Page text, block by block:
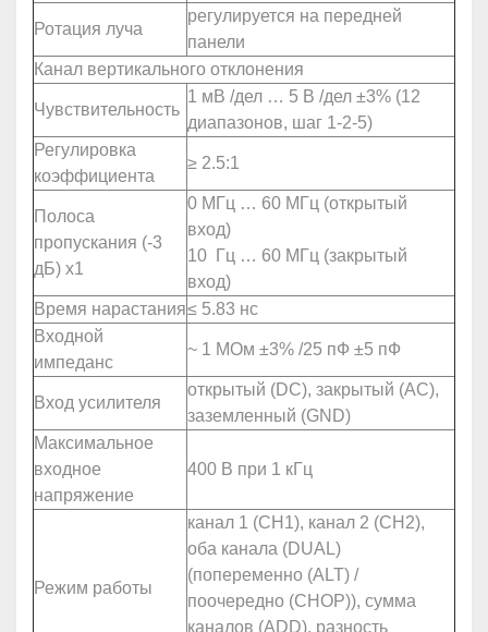
Ротация луча
регулируется на передней
панели
Канал вертикального отклонения
Чувствительность
1 мВ /дел … 5 В /дел ±3% (12
диапазонов, шаг 1-2-5)
Регулировка
коэффициента
≥ 2.5:1
Полоса
пропускания (-3
дБ) х1
0 МГц … 60 МГц (открытый
вход)
10 Гц … 60 МГц (закрытый
вход)
Время нарастания≤ 5.83 нс
Входной
импеданс
~ 1 МОм ±3% /25 пФ ±5 пФ
Вход усилителя
открытый (DC), закрытый (АС),
заземленный (GND)
Максимальное
входное
напряжение
400 В при 1 кГц
Режим работы
канал 1 (CH1), канал 2 (CH2),
оба канала (DUAL)
(попеременно (ALT) /
поочередно (CHOP)), сумма
каналов (ADD), разность